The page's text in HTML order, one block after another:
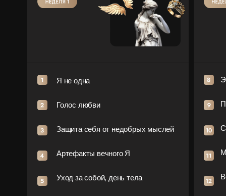
Я не одна
Голос любви
Защита себя от недобрых мыслей
Артефакты вечного Я
Уход за собой, день тела